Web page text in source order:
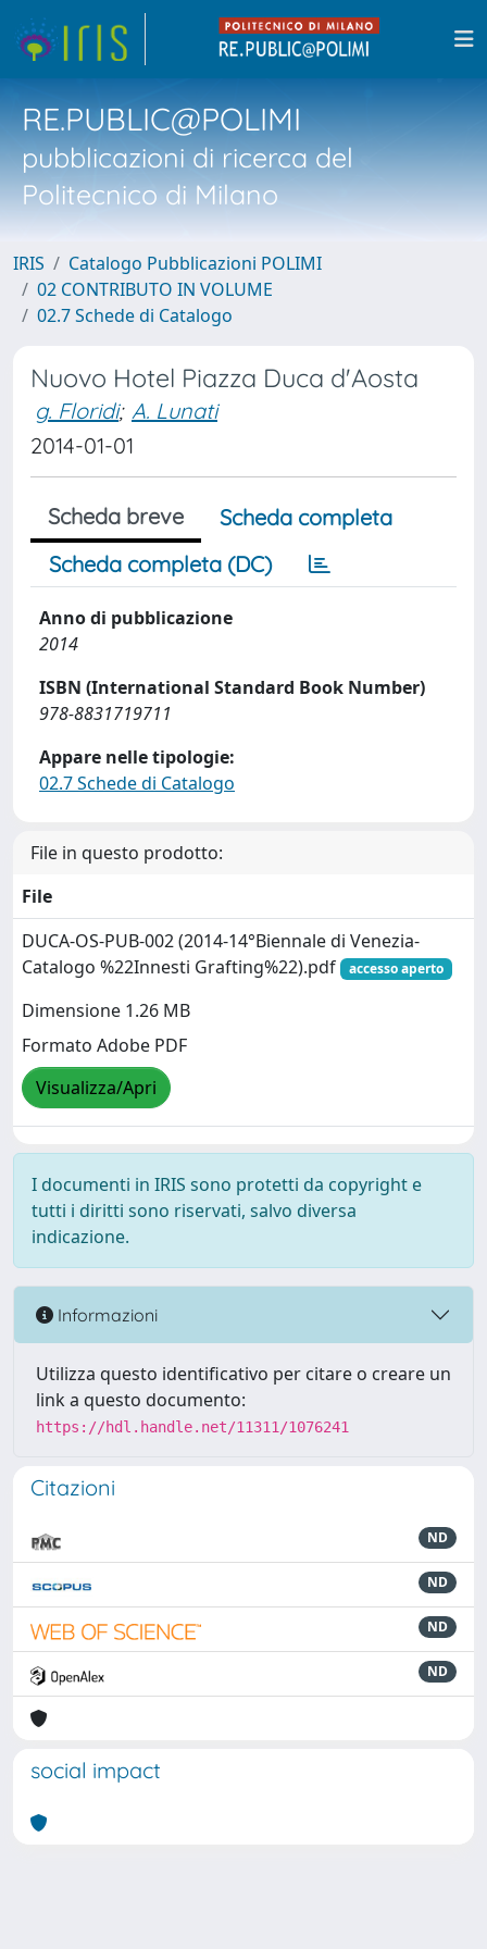
RE.PUBLIC@POLIMI
pubblicazioni di ricerca del
Politecnico di Milano
IRIS
Catalogo Pubblicazioni POLIMI
02 CONTRIBUTO IN VOLUME
02.7 Schede di Catalogo
Nuovo Hotel Piazza Duca d'Aosta
g. Floridi; A. Lunati
2014-01-01
Scheda breve
Scheda completa
Scheda completa (DC)
Anno di pubblicazione
2014
ISBN (International Standard Book Number)
978-8831719711
Appare nelle tipologie:
02.7 Schede di Catalogo
File in questo prodotto:
File
DUCA-OS-PUB-002 (2014-14°Biennale di Venezia-
Catalogo %22Innesti Grafting%22).pdf
accesso aperto
Dimensione 1.26 MB
Formato Adobe PDF
Visualizza/Apri
I documenti in IRIS sono protetti da copyright e
tutti i diritti sono riservati, salvo diversa
indicazione.
Informazioni
Utilizza questo identificativo per citare o creare un
link a questo documento:
https://hdl.handle.net/11311/1076241
Citazioni
ND
ND
ND
ND
social impact